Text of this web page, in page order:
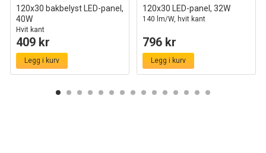
120x30 bakbelyst LED-panel,
40W
Hvit kant
409 kr
Legg i kurv
120x30 LED-panel, 32W
140 lm/W, hvit kant
796 kr
Legg i kurv